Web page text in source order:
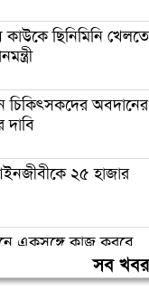
ছিনিমিনি খেলতে
অবদানের
দাবি
২৫ হাজার
একসঙ্গে কাজ করবে
সব